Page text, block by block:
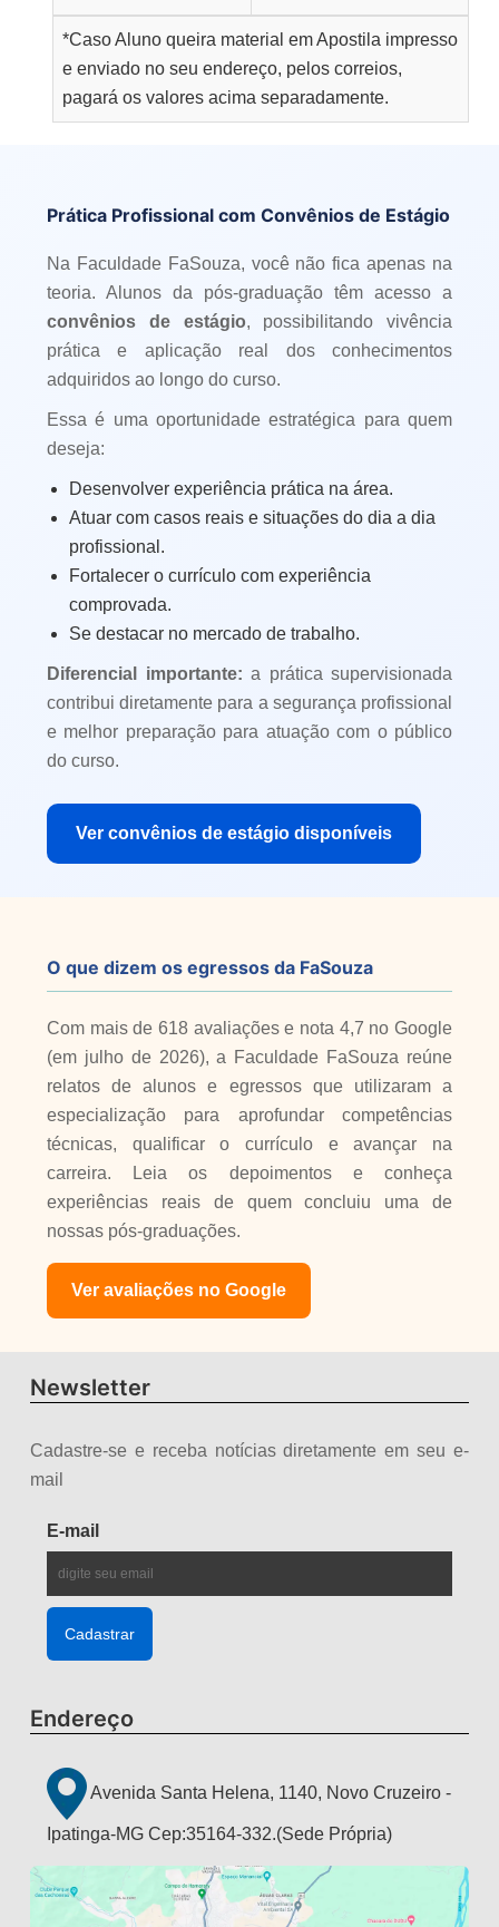
*Caso Aluno queira material em Apostila impresso
e enviado no seu endereço, pelos correios,
pagará os valores acima separadamente.
Prática Profissional com Convênios de Estágio
Na Faculdade FaSouza, você não fica apenas na
teoria. Alunos da pós-graduação têm acesso a
convênios de estágio, possibilitando vivência
prática e aplicação real dos conhecimentos
adquiridos ao longo do curso.
Essa é uma oportunidade estratégica para quem
deseja:
Desenvolver experiência prática na área.
Atuar com casos reais e situações do dia a dia
profissional.
Fortalecer o currículo com experiência
comprovada.
Se destacar no mercado de trabalho.
Diferencial importante: a prática supervisionada
contribui diretamente para a segurança profissional
e melhor preparação para atuação com o público
do curso.
Ver convênios de estágio disponíveis
O que dizem os egressos da FaSouza
Com mais de 618 avaliações e nota 4,7 no Google
(em julho de 2026), a Faculdade FaSouza reúne
relatos de alunos e egressos que utilizaram a
especialização para aprofundar competências
técnicas, qualificar o currículo e avançar na
carreira. Leia os depoimentos e conheça
experiências reais de quem concluiu uma de
nossas pós-graduações.
Ver avaliações no Google
Newsletter
Cadastre-se e receba notícias diretamente em seu e-
mail
E-mail
Endereço
Avenida Santa Helena, 1140, Novo Cruzeiro -
Ipatinga-MG Cep:35164-332.(Sede Própria)